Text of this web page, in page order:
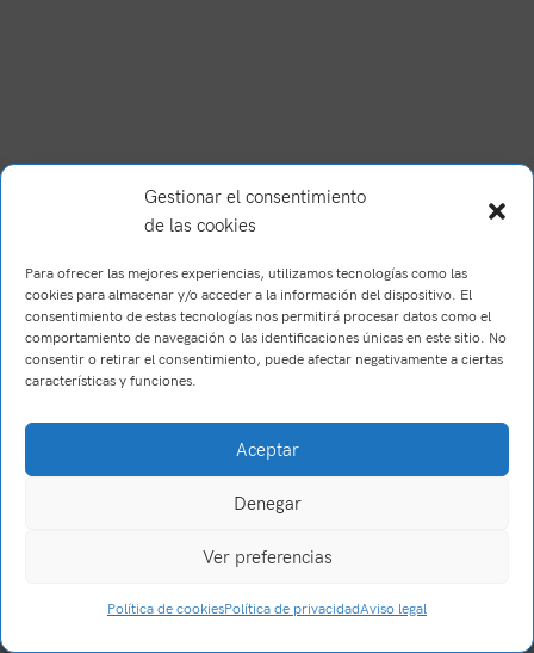
Gestionar el consentimiento
de las cookies
Para ofrecer las mejores experiencias, utilizamos tecnologías como las
cookies para almacenar y/o acceder a la información del dispositivo. El
consentimiento de estas tecnologías nos permitirá procesar datos como el
comportamiento de navegación o las identificaciones únicas en este sitio. No
consentir o retirar el consentimiento, puede afectar negativamente a ciertas
características y funciones.
Aceptar
Denegar
Ver preferencias
Política de cookiesPolítica de privacidadAviso legal
0